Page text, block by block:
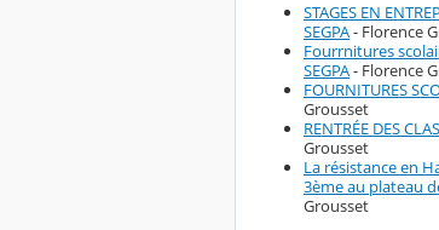
STAGES EN
SEGPA- Florence
Fourrnitures
SEGPA- Florence
FOURNITURES
Grousset
RENTRÉE DES
Grousset
La résistance en
3ème au plateau
Grousset